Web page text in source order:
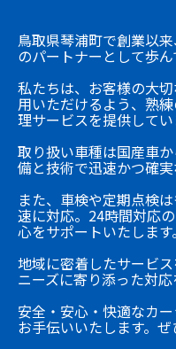
鳥取県琴浦町で創業以
のパートナーとして歩ん
私たちは、お客様の大
用いただけるよう、熟
理サービスを提供してい
取り扱い車種は国産車
備と技術で迅速かつ確実
また、車検や定期点検
速に対応。24時間対応
心をサポートいたします。
地域に密着したサービ
ニーズに寄り添った対応
安全・安心・快適なカ
お手伝いいたします。